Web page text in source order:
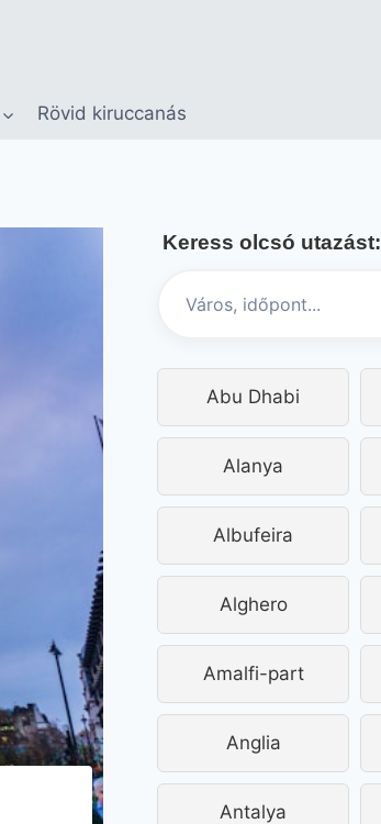
Rövid kiruccanás
Keress olcsó utazást:
Abu Dhabi
Alanya
Albufeira
Alghero
Amalfi-part
Anglia
Antalya